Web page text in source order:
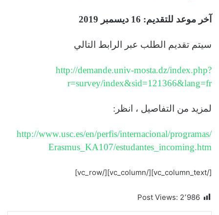
آخر موعد للتقديم: 16 ديسمبر 2019
سيتم تقديم الطلب عبر الرابط التالي
http://demande.univ-mosta.dz/index.php?
r=survey/index&sid=121366&lang=fr
لمزيد من التفاصيل ، انظر :
http://www.usc.es/en/perfis/internacional/programas/
Erasmus_KA107/estudantes_ incoming.htm
[/vc_column_text][/vc_column][/vc_row]
Post Views: 2٬986